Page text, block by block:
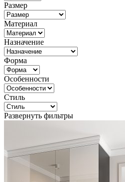
Размер
Материал
Назначение
Форма
Особенности
Стиль
Развернуть фильтры